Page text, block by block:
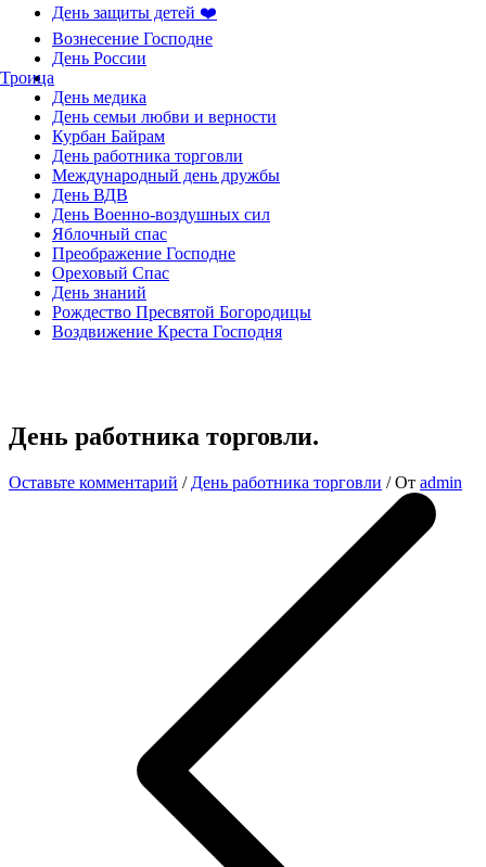
День защиты детей ❤️
Вознесение Господне
День России
Троица
День медика
День семьи любви и верности
Курбан Байрам
День работника торговли
Международный день дружбы
День ВДВ
День Военно-воздушных сил
Яблочный спас
Преображение Господне
Ореховый Спас
День знаний
Рождество Пресвятой Богородицы
Воздвижение Креста Господня
День работника торговли.
Оставьте комментарий / День работника торговли / От admin